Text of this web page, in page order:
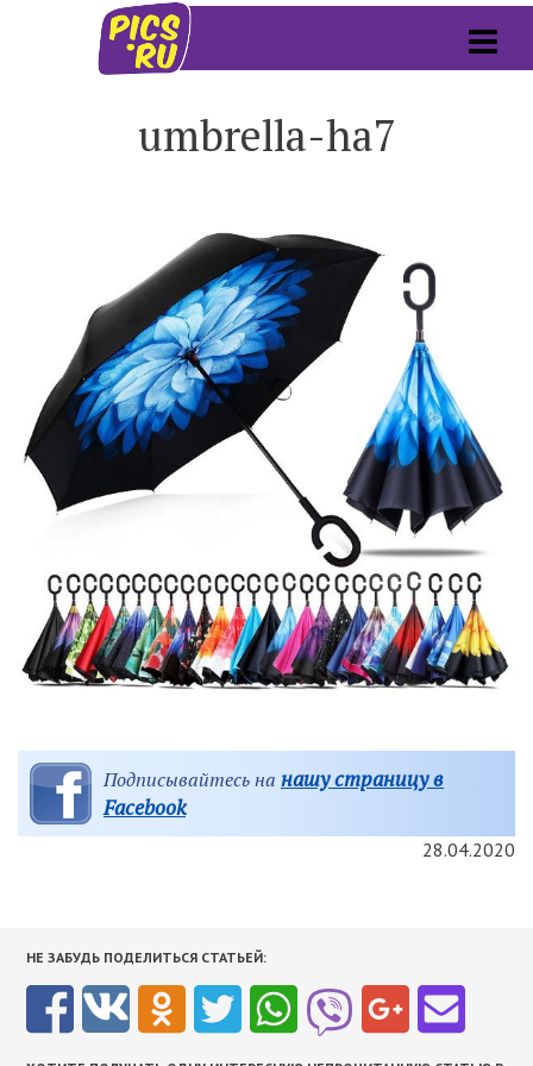
umbrella-ha7
Подписывайтесь на нашу страницу в
Facebook
28.04.2020
НЕ ЗАБУДЬ ПОДЕЛИТЬСЯ СТАТЬЕЙ: